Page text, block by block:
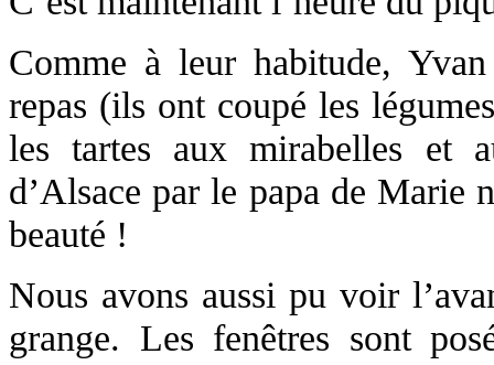
Comme à leur habitude,
repas (ils ont coupé les
les tartes aux mirabelles et
d’Alsace par le papa de Marie
beauté !
Nous avons aussi pu voir
grange. Les fenêtres sont